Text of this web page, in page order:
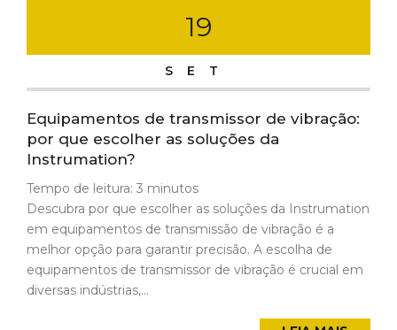
19
SET
Equipamentos de transmissor de vibração:
por que escolher as soluções da
Instrumation?
Tempo de leitura: 3 minutos
Descubra por que escolher as soluções da Instrumation
em equipamentos de transmissão de vibração é a
melhor opção para garantir precisão. A escolha de
equipamentos de transmissor de vibração é crucial em
diversas indústrias,...